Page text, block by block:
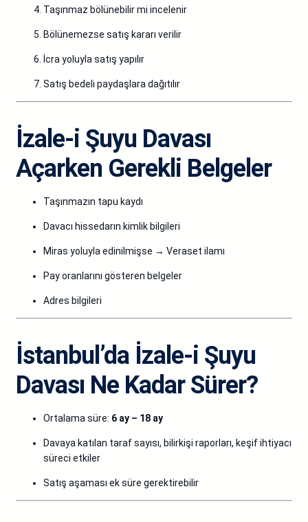
Taşınmaz bölünebilir mi incelenir
Bölünemezse satış kararı verilir
İcra yoluyla satış yapılır
Satış bedeli paydaşlara dağıtılır
İzale-i Şuyu Davası
Açarken Gerekli Belgeler
Taşınmazın tapu kaydı
Davacı hissedarın kimlik bilgileri
Miras yoluyla edinilmişse → Veraset ilamı
Pay oranlarını gösteren belgeler
Adres bilgileri
İstanbul’da İzale-i Şuyu
Davası Ne Kadar Sürer?
Ortalama süre: 6 ay – 18 ay
Davaya katılan taraf sayısı, bilirkişi raporları, keşif ihtiyacı
süreci etkiler
Satış aşaması ek süre gerektirebilir